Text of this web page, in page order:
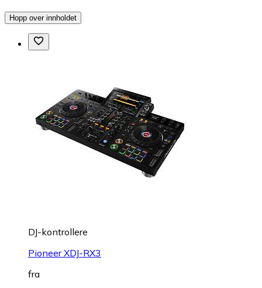
Hopp over innholdet
DJ-kontrollere
Pioneer XDJ-RX3
fra